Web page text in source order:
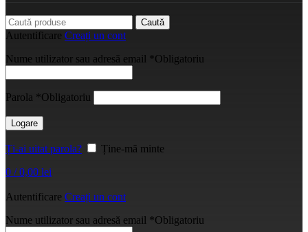
Caută
Autentificare Creați un cont
Nume utilizator sau adresă email *Obligatoriu
Parola *Obligatoriu
Logare
Ți-ai uitat parola?
Ține-mă minte
0 / 0,00 lei
Autentificare Creați un cont
Nume utilizator sau adresă email *Obligatoriu